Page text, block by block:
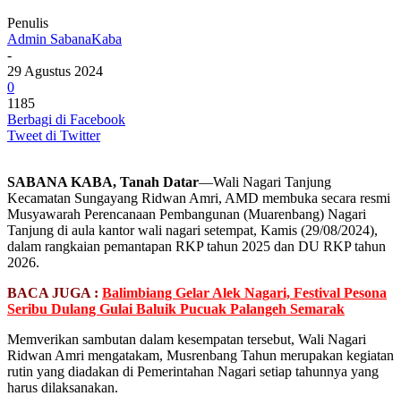
Penulis
Admin SabanaKaba
-
29 Agustus 2024
0
1185
Berbagi di Facebook
Tweet di Twitter
SABANA KABA, Tanah Datar—Wali Nagari Tanjung
Kecamatan Sungayang Ridwan Amri, AMD membuka secara resmi
Musyawarah Perencanaan Pembangunan (Muarenbang) Nagari
Tanjung di aula kantor wali nagari setempat, Kamis (29/08/2024),
dalam rangkaian pemantapan RKP tahun 2025 dan DU RKP tahun
2026.
BACA JUGA : Balimbiang Gelar Alek Nagari, Festival Pesona
Seribu Dulang Gulai Baluik Pucuak Palangeh Semarak
Memverikan sambutan dalam kesempatan tersebut, Wali Nagari
Ridwan Amri mengatakam, Musrenbang Tahun merupakan kegiatan
rutin yang diadakan di Pemerintahan Nagari setiap tahunnya yang
harus dilaksanakan.